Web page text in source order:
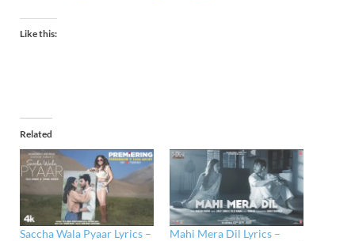
Like this:
Related
Saccha Wala Pyaar Lyrics –
Mahi Mera Dil Lyrics –